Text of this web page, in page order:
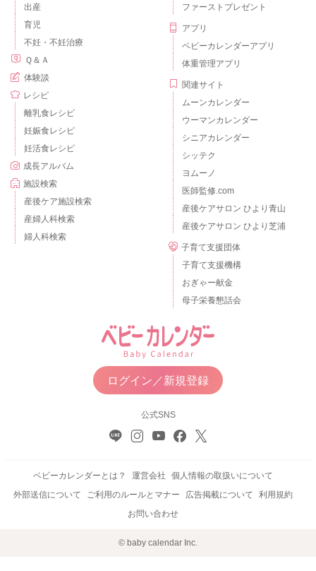
出産
育児
不妊・不妊治療
Ｑ＆Ａ
体験談
レシピ
離乳食レシピ
妊娠食レシピ
妊活食レシピ
成長アルバム
施設検索
産後ケア施設検索
産婦人科検索
婦人科検索
ファーストプレゼント
アプリ
ベビーカレンダーアプリ
体重管理アプリ
関連サイト
ムーンカレンダー
ウーマンカレンダー
シニアカレンダー
シッテク
ヨムーノ
医師監修.com
産後ケアサロン ひより青山
産後ケアサロン ひより芝浦
子育て支援団体
子育て支援機構
おぎゃー献金
母子栄養懇話会
ログイン／新規登録
公式SNS
ベビーカレンダーとは？ 運営会社
個人情報の取扱いについて
外部送信について
ご利用のルールとマナー 広告掲載について
利用規約
お問い合わせ
© baby calendar Inc.